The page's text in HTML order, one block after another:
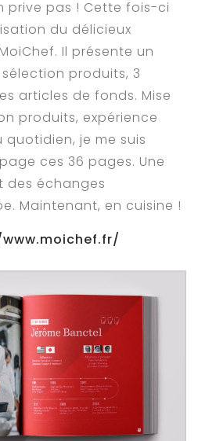
prive pas ! Cette fois-ci
du délicieux
Il présente un
produits, 3
articles de fonds. Mise
produits, expérience
je me suis
ces 36 pages. Une
des échanges
Maintenant, en cuisine !